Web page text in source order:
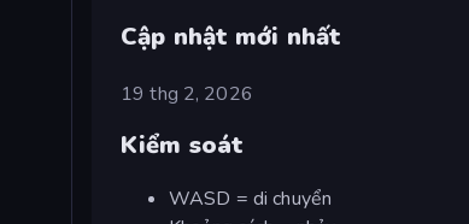
Cập nhật mới nhất
19 thg 2, 2026
Kiểm soát
WASD = di chuyển